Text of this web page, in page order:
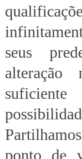
seus
ponto de